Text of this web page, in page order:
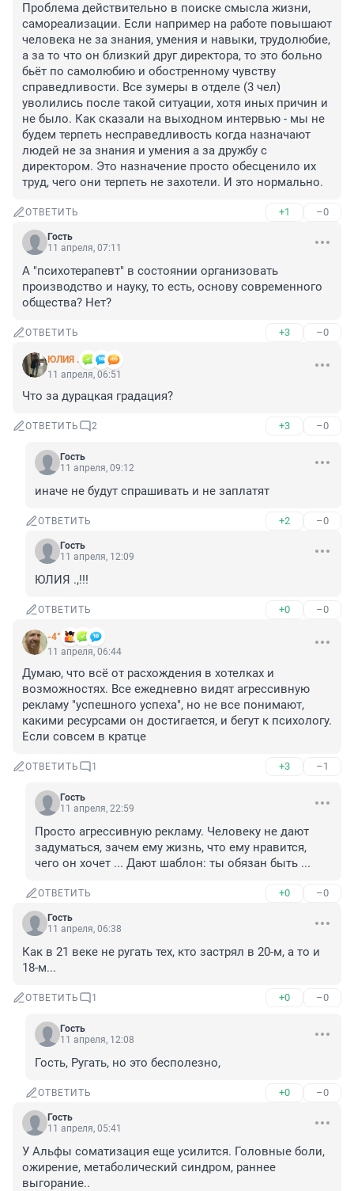
Проблема действительно в поиске смысла жизни,
самореализации. Если например на работе повышают
человека не за знания, умения и навыки, трудолюбие,
а за то что он близкий друг директора, то это больно
бьёт по самолюбию и обостренному чувству
справедливости. Все зумеры в отделе (3 чел)
уволились после такой ситуации, хотя иных причин и
не было. Как сказали на выходном интервью - мы не
будем терпеть несправедливость когда назначают
людей не за знания и умения а за дружбу с
директором. Это назначение просто обесценило их
труд, чего они терпеть не захотели. И это нормально.
ОТВЕТИТЬ +1 –0
Гость
11 апреля, 07:11
А "психотерапевт" в состоянии организовать
производство и науку, то есть, основу современного
общества? Нет?
ОТВЕТИТЬ +3 –0
ЮЛИЯ .
11 апреля, 06:51
Что за дурацкая градация?
ОТВЕТИТЬ 2 +3 –0
Гость
11 апреля, 09:12
иначе не будут спрашивать и не заплатят
ОТВЕТИТЬ +2 –0
Гость
11 апреля, 12:09
ЮЛИЯ .,!!!
ОТВЕТИТЬ +0 –0
-4°
11 апреля, 06:44
Думаю, что всё от расхождения в хотелках и
возможностях. Все ежедневно видят агрессивную
рекламу "успешного успеха", но не все понимают,
какими ресурсами он достигается, и бегут к психологу.
Если совсем в кратце
ОТВЕТИТЬ 1 +3 –1
Гость
11 апреля, 22:59
Просто агрессивную рекламу. Человеку не дают
задуматься, зачем ему жизнь, что ему нравится,
чего он хочет ... Дают шаблон: ты обязан быть ...
ОТВЕТИТЬ +0 –0
Гость
11 апреля, 06:38
Как в 21 веке не ругать тех, кто застрял в 20-м, а то и
18-м...
ОТВЕТИТЬ 1 +0 –0
Гость
11 апреля, 12:08
Гость, Ругать, но это бесполезно,
ОТВЕТИТЬ +0 –0
Гость
11 апреля, 05:41
У Альфы соматизация еще усилится. Головные боли,
ожирение, метаболический синдром, раннее
выгорание..